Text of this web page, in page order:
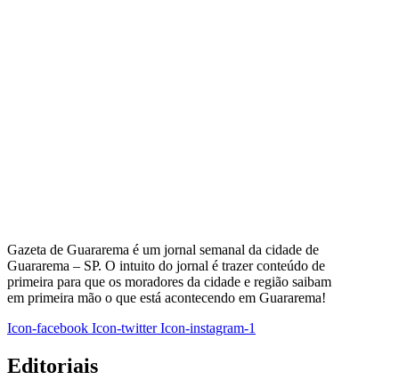
Gazeta de Guararema é um jornal semanal da cidade de
Guararema – SP. O intuito do jornal é trazer conteúdo de
primeira para que os moradores da cidade e região saibam
em primeira mão o que está acontecendo em Guararema!
Icon-facebook Icon-twitter Icon-instagram-1
Editoriais